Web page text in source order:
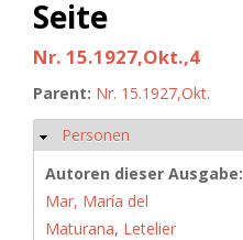
Seite
Nr. 15.1927,Okt.,4
Parent: Nr. 15.1927,Okt.
Hide
Personen
Autoren dieser Ausgabe:
Mar, María del
Maturana, Letelier